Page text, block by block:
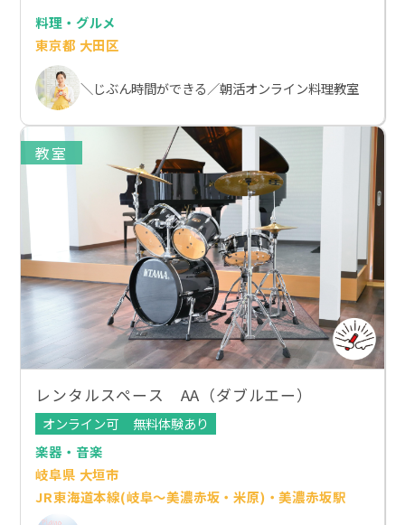
料理・グルメ
東京都 大田区
＼じぶん時間ができる／朝活オンライン料理教室
教室
レンタルスペース AA（ダブルエー）
オンライン可
無料体験あり
楽器・音楽
岐阜県 大垣市
JR東海道本線(岐阜～美濃赤坂・米原)・美濃赤坂駅